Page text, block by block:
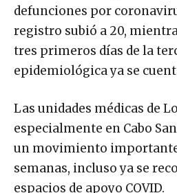
defunciones por
registro subió a 20,
tres primeros días de la
epidemiológica ya se
Las unidades médicas de
especialmente en Cabo
un movimiento importante
semanas, incluso ya se
espacios de apoyo COVID.